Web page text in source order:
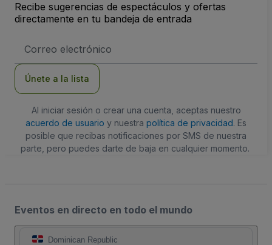
Recibe sugerencias de espectáculos y ofertas
directamente en tu bandeja de entrada
de
Únete a la lista
Al iniciar sesión o crear una cuenta, aceptas nuestro
acuerdo de usuario y nuestra política de privacidad. Es
posible que recibas notificaciones por SMS de nuestra
parte, pero puedes darte de baja en cualquier momento.
Eventos en directo en todo el mundo
Dominican Republic